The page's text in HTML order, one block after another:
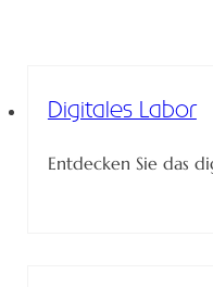
Digitales Labor
Entdecken Sie das